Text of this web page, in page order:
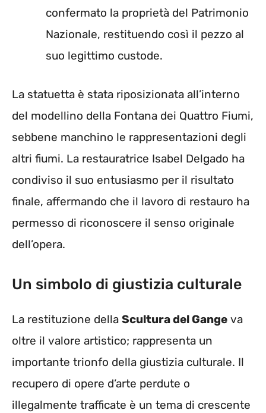
confermato la proprietà del Patrimonio
Nazionale, restituendo così il pezzo al
suo legittimo custode.
La statuetta è stata riposizionata all’interno
del modellino della Fontana dei Quattro Fiumi,
sebbene manchino le rappresentazioni degli
altri fiumi. La restauratrice Isabel Delgado ha
condiviso il suo entusiasmo per il risultato
finale, affermando che il lavoro di restauro ha
permesso di riconoscere il senso originale
dell’opera.
Un simbolo di giustizia culturale
La restituzione della Scultura del Gange va
oltre il valore artistico; rappresenta un
importante trionfo della giustizia culturale. Il
recupero di opere d’arte perdute o
illegalmente trafficate è un tema di crescente